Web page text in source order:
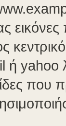
ή yahoo
που